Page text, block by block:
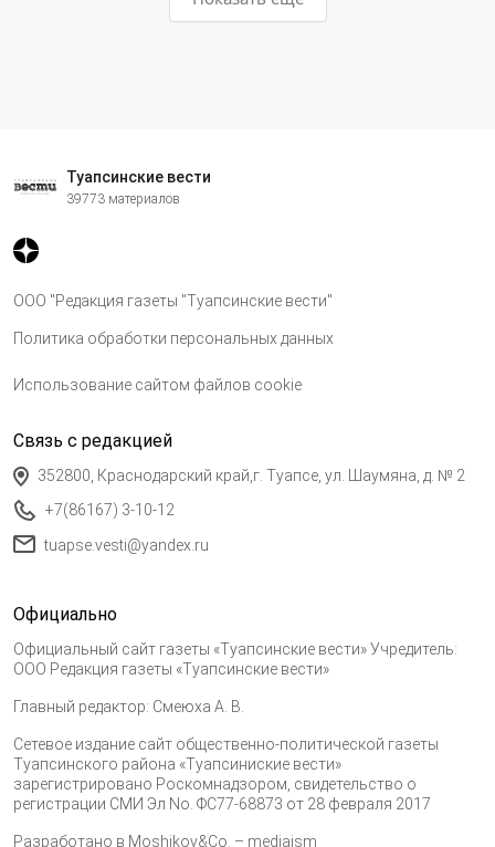
Туапсинские вести
39773 материалов
ООО "Редакция газеты "Туапсинские вести"
Политика обработки персональных данных
Использование сайтом файлов cookie
Связь с редакцией
352800, Краснодарский край,г. Туапсе, ул. Шаумяна, д. № 2
+7(86167) 3-10-12
tuapse.vesti@yandex.ru
Официально
Официальный сайт газеты «Туапсинские вести» Учредитель:
ООО Редакция газеты «Туапсинские вести»
Главный редактор: Смеюха А. В.
Сетевое издание сайт общественно-политической газеты
Туапсинского района «Туапсиниские вести»
зарегистрировано Роскомнадзором, свидетельство о
регистрации СМИ Эл No. ФС77-68873 от 28 февраля 2017
Разработано в Moshikov&Co. – mediaism